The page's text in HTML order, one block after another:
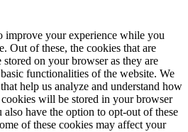
improve your experience while you
Out of these, the cookies that are
stored on your browser as they are
functionalities of the website. We
help us analyze and understand how
will be stored in your browser
have the option to opt-out of these
of these cookies may affect your